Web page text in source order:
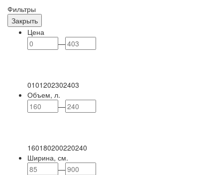
Фильтры
Закрыть
Цена
—
0101202302403
Объем, л.
—
160180200220240
Ширина, см.
—